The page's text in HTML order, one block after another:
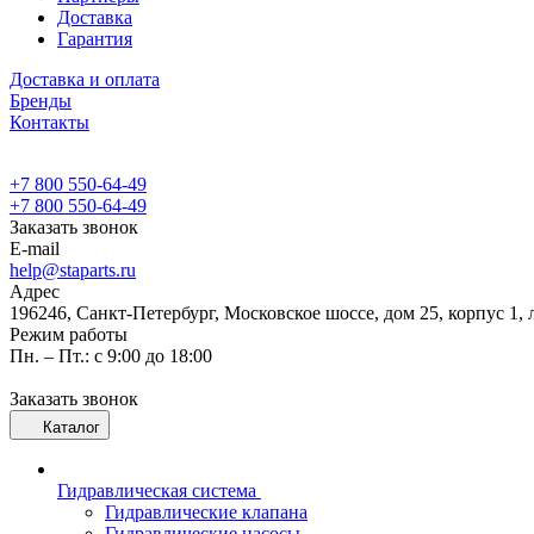
Доставка
Гарантия
Доставка и оплата
Бренды
Контакты
+7 800 550-64-49
+7 800 550-64-49
Заказать звонок
E-mail
help@staparts.ru
Адрес
196246, Санкт-Петербург, Московское шоссе, дом 25, корпус 1,
Режим работы
Пн. – Пт.: с 9:00 до 18:00
Заказать звонок
Каталог
Гидравлическая система
Гидравлические клапана